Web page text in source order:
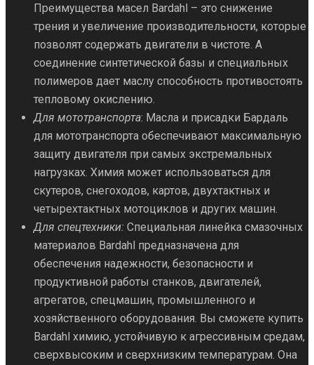
Преимущества масел Bardahl – это снижение
трения и увеличение производительности, которые
позволят содержать двигатели в чистоте. А
соединение синтетической базы и специальных
полимеров дает маслу способность противостоять
тепловому окислению.
Для мототранспорта: Масла и присадки Бардаль
для мототранспорта обеспечивают максимальную
защиту двигателя при самых экстремальных
нагрузках. Химия может использоваться для
скутеров, снегоходов, картов, двухтактных и
четырехтактных мотоциклов и других машин.
Для спецтехники: Специальная линейка смазочных
материалов Bardahl предназначена для
обеспечения надежности, безопасности и
продуктивной работы станков, двигателей,
агрегатов, спецмашин, промышленного и
хозяйственного оборудования. Вы сможете купить
Bardahl химию, устойчивую к агрессивным средам,
сверхвысоким и сверхнизким температурам. Она